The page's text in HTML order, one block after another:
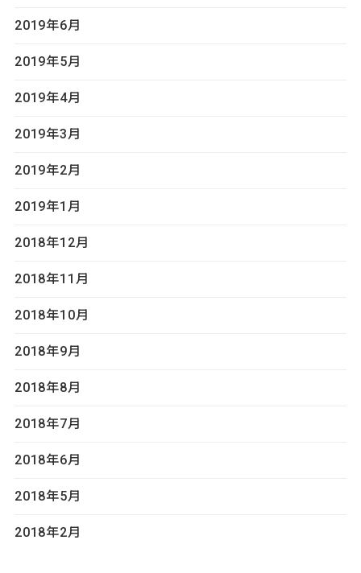
2019年6月
2019年5月
2019年4月
2019年3月
2019年2月
2019年1月
2018年12月
2018年11月
2018年10月
2018年9月
2018年8月
2018年7月
2018年6月
2018年5月
2018年2月